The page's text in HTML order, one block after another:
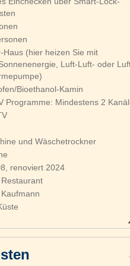
Haus (hier heizen Sie mit
Luft-Luft- oder
Bioethanol-Kamin
Programme: Mindestens 2
und Wäschetrockner
renoviert 2024